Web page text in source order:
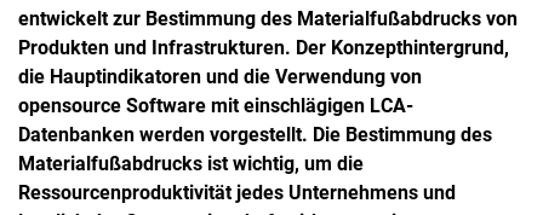
entwickelt zur Bestimmung des Materialfußabdrucks von
Produkten und Infrastrukturen. Der Konzepthintergrund,
die Hauptindikatoren und die Verwendung von
opensource Software mit einschlägigen LCA-
Datenbanken werden vorgestellt. Die Bestimmung des
Materialfußabdrucks ist wichtig, um die
Ressourcenproduktivität jedes Unternehmens und